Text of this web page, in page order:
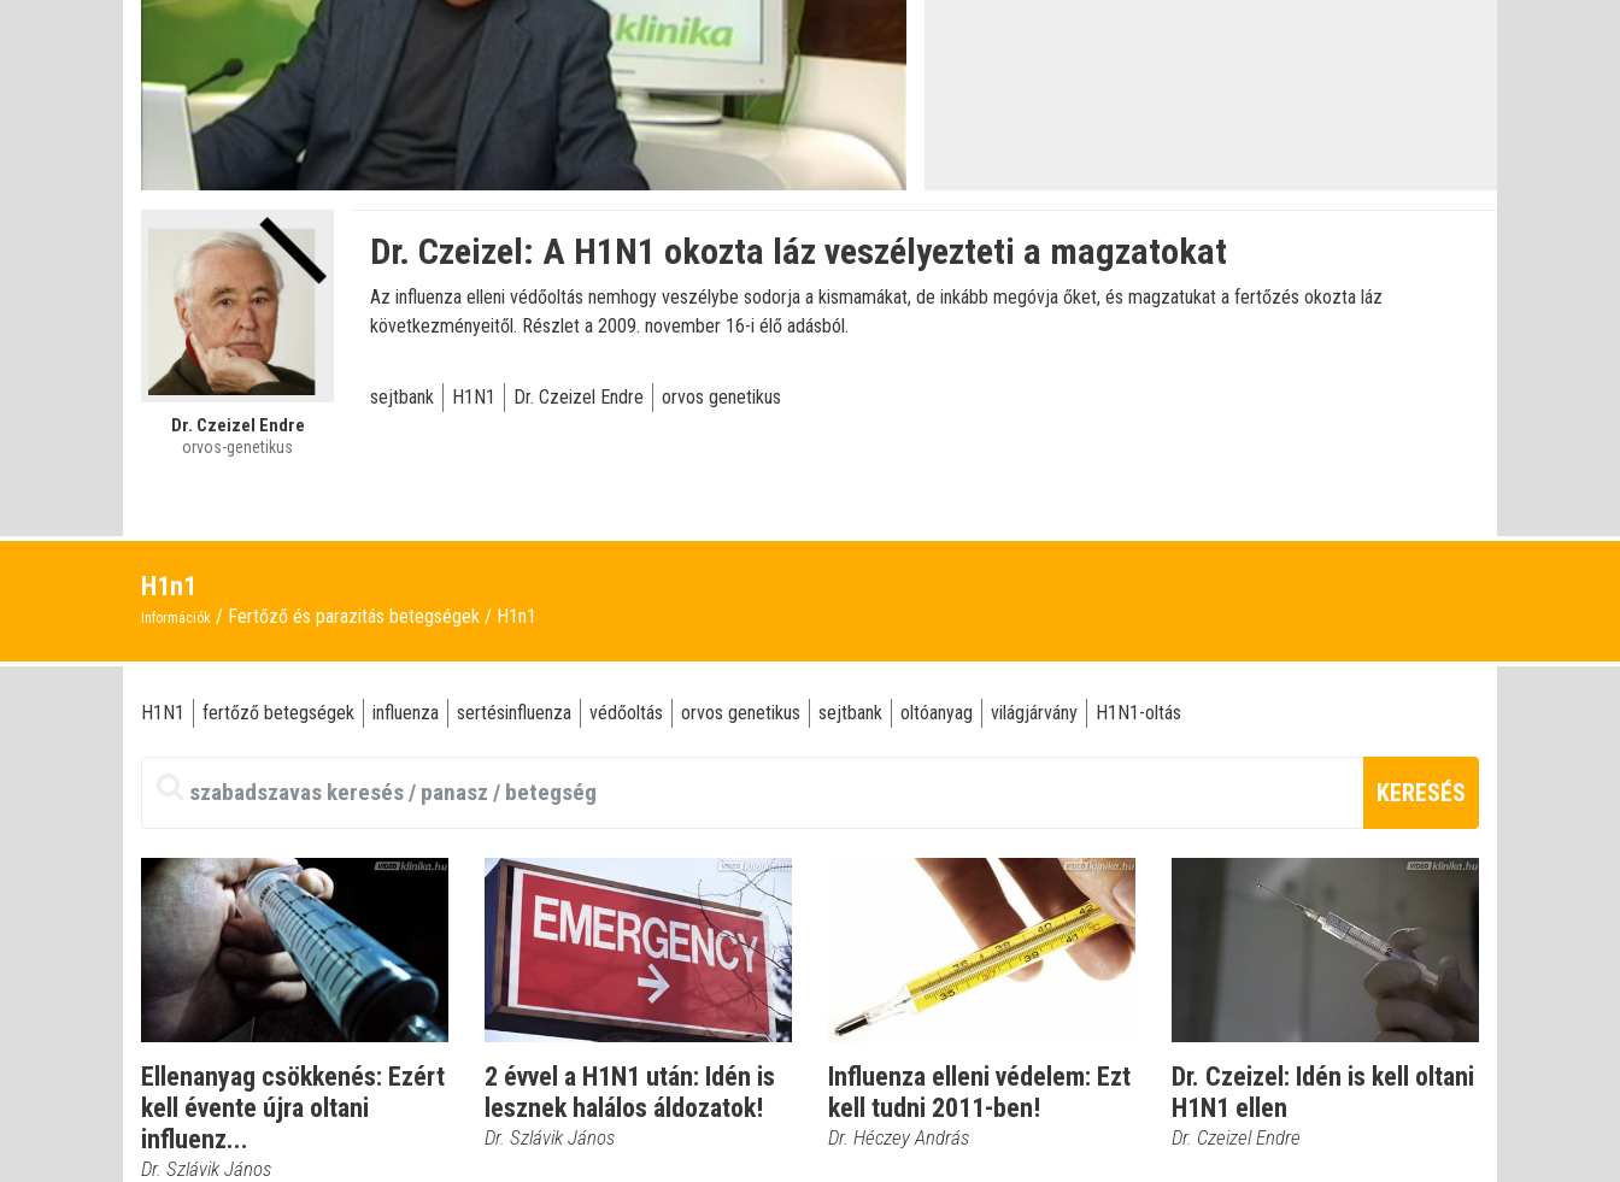
kikapcsolva
0%
0%
Dr. Czeizel Endre
orvos-genetikus
Dr. Czeizel: A H1N1 okozta láz veszélyezteti a magzatokat
Az influenza elleni védőoltás nemhogy veszélybe sodorja a kismamákat, de inkább megóvja őket, és magzatukat a fertőzés okozta láz
következményeitől. Részlet a 2009. november 16-i élő adásból.
sejtbank H1N1 Dr. Czeizel Endre orvos genetikus
H1n1
Információk Fertőző és parazitás betegségek H1n1
H1N1 fertőző betegségek influenza sertésinfluenza védőoltás orvos genetikus sejtbank oltóanyag világjárvány H1N1-oltás
KERESÉS
Ellenanyag csökkenés: Ezért
kell évente újra oltani
influenz...
Dr. Szlávik János
2 évvel a H1N1 után: Idén is
lesznek halálos áldozatok!
Dr. Szlávik János
Influenza elleni védelem: Ezt
kell tudni 2011-ben!
Dr. Héczey András
Dr. Czeizel: Idén is kell oltani
H1N1 ellen
Dr. Czeizel Endre